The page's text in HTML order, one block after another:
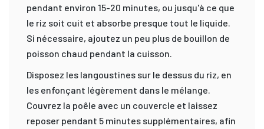
pendant environ 15-20 minutes, ou jusqu'à ce que
le riz soit cuit et absorbe presque tout le liquide.
Si nécessaire, ajoutez un peu plus de bouillon de
poisson chaud pendant la cuisson.
Disposez les langoustines sur le dessus du riz, en
les enfonçant légèrement dans le mélange.
Couvrez la poêle avec un couvercle et laissez
reposer pendant 5 minutes supplémentaires, afin